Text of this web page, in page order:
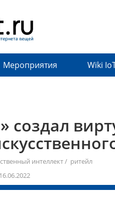
Мероприятия Wiki
создал
интеллект/ ритейл